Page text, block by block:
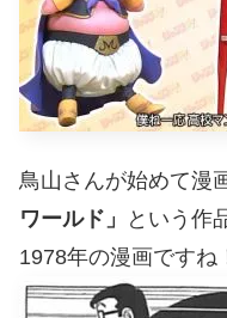
鳥山さんが始めて漫
ワールド」
という作
1978年の漫画ですね